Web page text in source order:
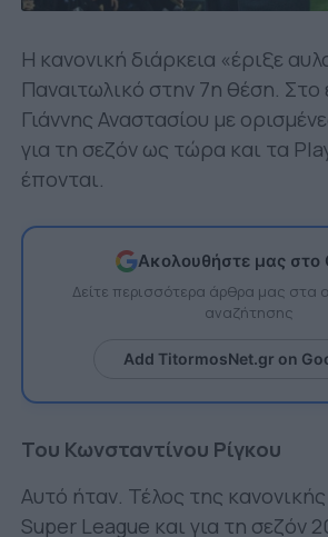
Η κανονική διάρκεια «έριξε
Παναιτωλικό στην 7η θέση. Στο
Γιάννης Αναστασίου με
για τη σεζόν ως τώρα και τα
έπονται.
Ακολουθήστε μας στο
Δείτε περισσότερα άρθρα μας στα
αναζήτησης
Add TitormosNet.gr on
Του Κωνσταντίνου Ρίγκου
Αυτό ήταν. Τέλος της
Super League και για τη σεζόν